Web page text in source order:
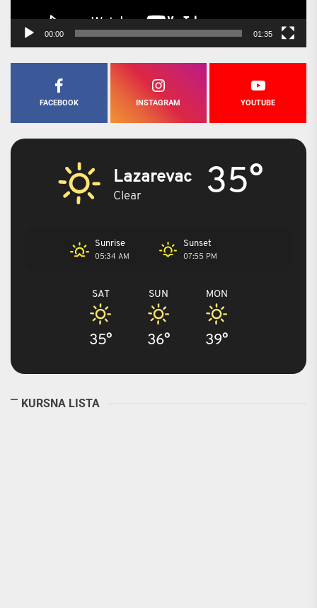
00:00 01:35
FACEBOOK INSTAGRAM YOUTUBE
Lazarevac
Clear 35°
Sunrise
05:34 AM
Sunset
07:55 PM
SAT
35°
SUN
36°
MON
39°
KURSNA LISTA